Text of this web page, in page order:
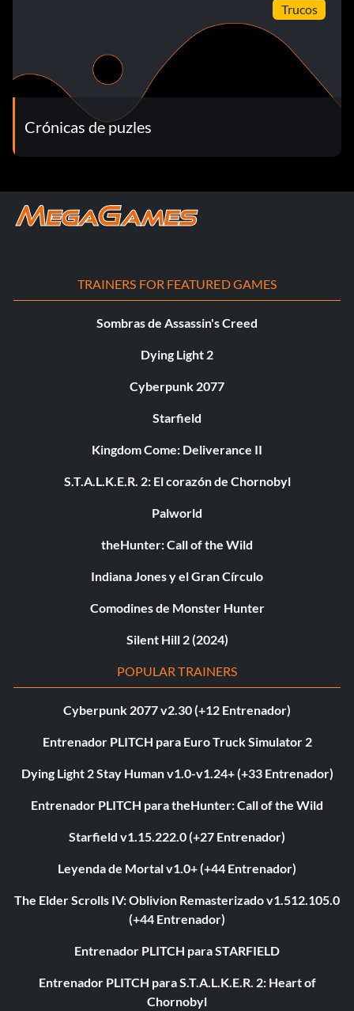
Trucos
Crónicas de puzles
TRAINERS FOR FEATURED GAMES
Sombras de Assassin's Creed
Dying Light 2
Cyberpunk 2077
Starfield
Kingdom Come: Deliverance II
S.T.A.L.K.E.R. 2: El corazón de Chornobyl
Palworld
theHunter: Call of the Wild
Indiana Jones y el Gran Círculo
Comodines de Monster Hunter
Silent Hill 2 (2024)
POPULAR TRAINERS
Cyberpunk 2077 v2.30 (+12 Entrenador)
Entrenador PLITCH para Euro Truck Simulator 2
Dying Light 2 Stay Human v1.0-v1.24+ (+33 Entrenador)
Entrenador PLITCH para theHunter: Call of the Wild
Starfield v1.15.222.0 (+27 Entrenador)
Leyenda de Mortal v1.0+ (+44 Entrenador)
The Elder Scrolls IV: Oblivion Remasterizado v1.512.105.0
(+44 Entrenador)
Entrenador PLITCH para STARFIELD
Entrenador PLITCH para S.T.A.L.K.E.R. 2: Heart of
Chornobyl